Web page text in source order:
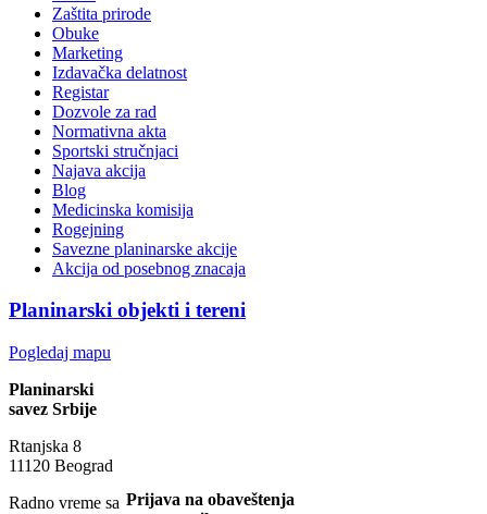
Zaštita prirode
Obuke
Marketing
Izdavačka delatnost
Registar
Dozvole za rad
Normativna akta
Sportski stručnjaci
Najava akcija
Blog
Medicinska komisija
Rogejning
Savezne planinarske akcije
Akcija od posebnog znacaja
Planinarski objekti i tereni
Pogledaj mapu
Planinarski
savez Srbije
Rtanjska 8
11120 Beograd
Radno vreme sa Prijava na obaveštenja